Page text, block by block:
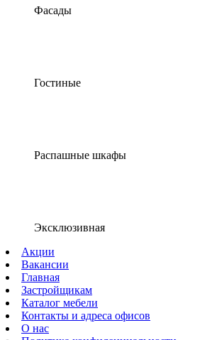
Фасады
Гостиные
Распашные шкафы
Эксклюзивная
Акции
Вакансии
Главная
Застройщикам
Каталог мебели
Контакты и адреса офисов
О нас